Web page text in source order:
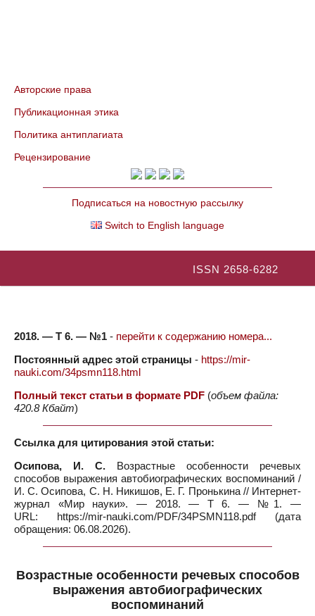
Авторские права
Публикационная этика
Политика антиплагиата
Рецензирование
Подписаться на новостную рассылку
Switch to English language
ISSN 2658-6282
2018. — Т 6. — №1 - перейти к содержанию номера...
Постоянный адрес этой страницы - https://mir-
nauki.com/34psmn118.html
Полный текст статьи в формате PDF (объем файла:
420.8 Кбайт)
Ссылка для цитирования этой статьи:
Осипова, И. С. Возрастные особенности речевых
способов выражения автобиографических воспоминаний /
И. С. Осипова, С. Н. Никишов, Е. Г. Пронькина // Интернет-
журнал «Мир науки». — 2018. — Т 6. — №1. —
URL: https://mir-nauki.com/PDF/34PSMN118.pdf (дата
обращения: 06.08.2026).
Возрастные особенности речевых способов
выражения автобиографических
воспоминаний